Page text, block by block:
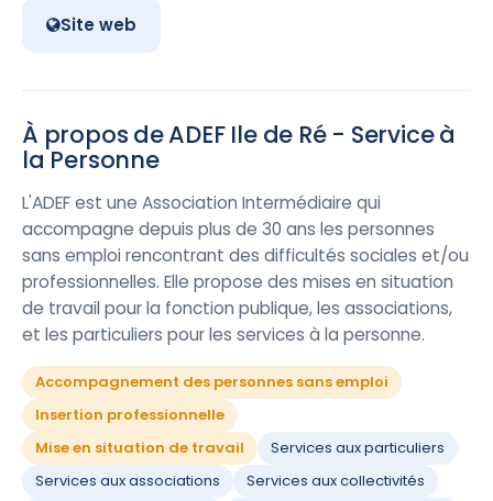
Site web
À propos de ADEF Ile de Ré - Service à
la Personne
L'ADEF est une Association Intermédiaire qui
accompagne depuis plus de 30 ans les personnes
sans emploi rencontrant des difficultés sociales et/ou
professionnelles. Elle propose des mises en situation
de travail pour la fonction publique, les associations,
et les particuliers pour les services à la personne.
Accompagnement des personnes sans emploi
Insertion professionnelle
Mise en situation de travail
Services aux particuliers
Services aux associations
Services aux collectivités